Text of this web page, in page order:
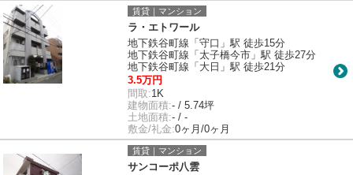
賃貸｜マンション
ラ・エトワール
地下鉄谷町線「守口」駅 徒歩15分
地下鉄谷町線「太子橋今市」駅 徒歩27分
地下鉄谷町線「大日」駅 徒歩21分
3.5万円
間取:1K
建物面積:- / 5.74坪
土地面積:- / -
敷金/礼金:0ヶ月/0ヶ月
賃貸｜マンション
サンコーポ八雲